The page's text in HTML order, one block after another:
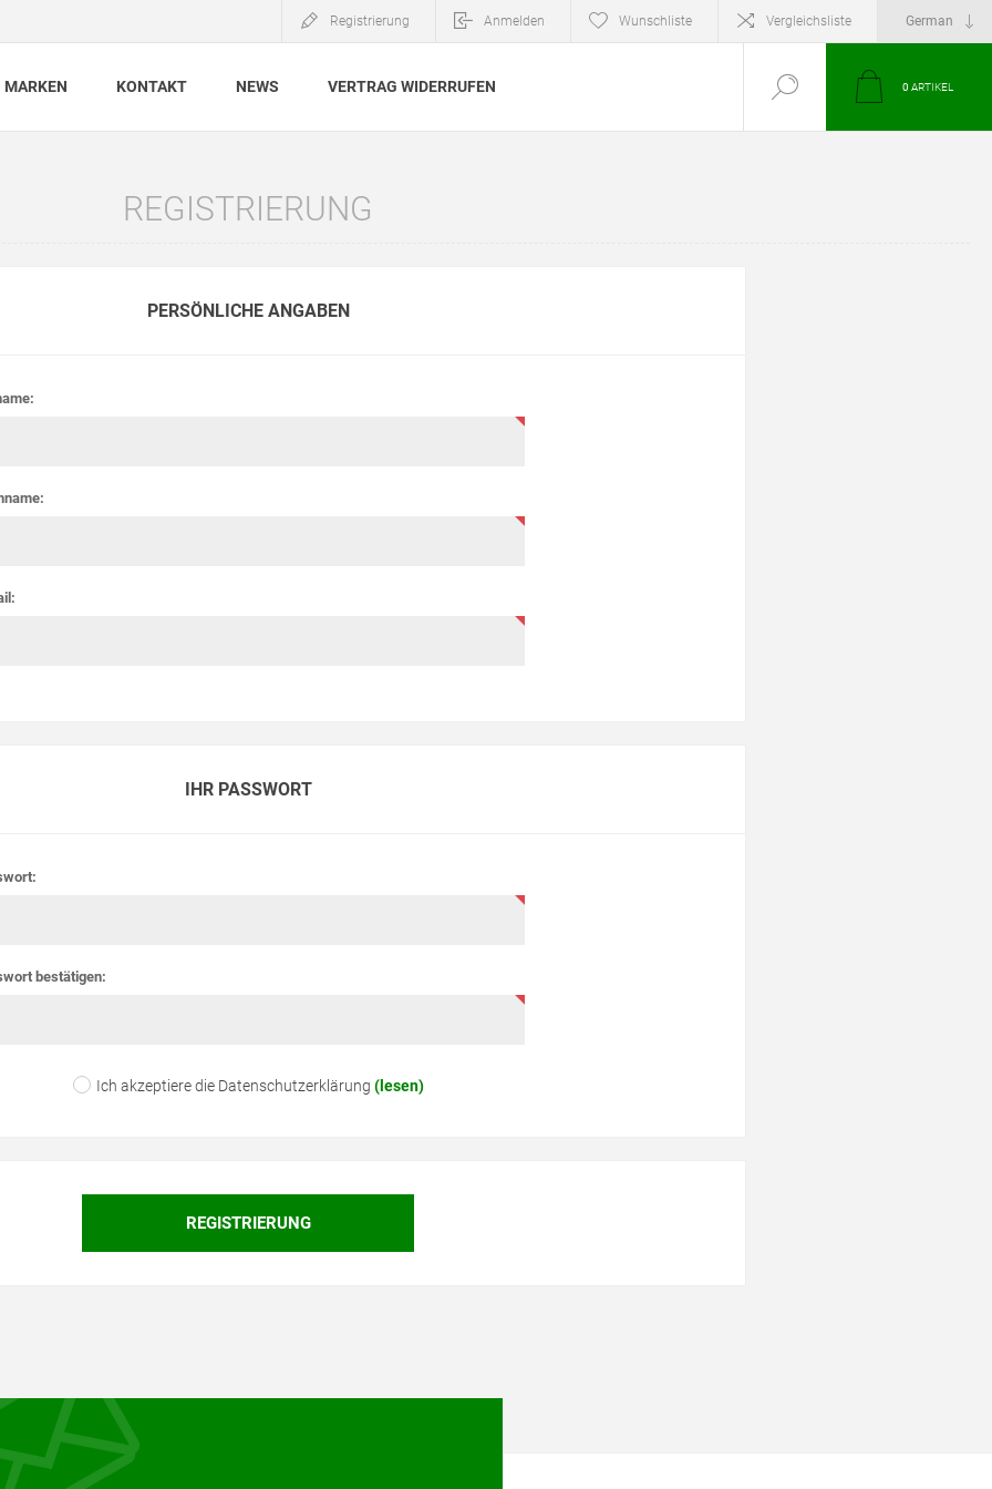
Registrierung Anmelden Wunschliste Vergleichsliste
MARKEN KONTAKT NEWS VERTRAG WIDERRUFEN 0 ARTIKEL
REGISTRIERUNG
PERSÖNLICHE ANGABEN
IHR PASSWORT
bestätigen:
Ich akzeptiere die Datenschutzerklärung (lesen)